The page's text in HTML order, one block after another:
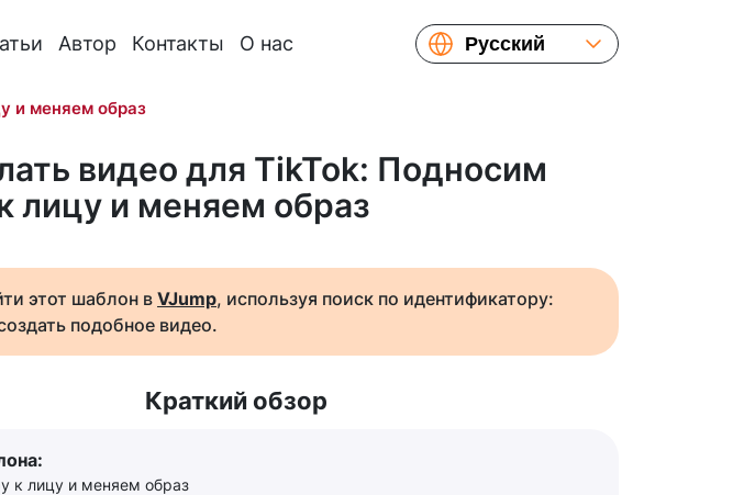
Автор Контакты О нас
Русский
Français
и меняем образ
видео для TikTok: Подносим
лицу и меняем образ
этот шаблон в VJump, используя поиск по идентификатору:
подобное видео.
Краткий обзор
к лицу и меняем образ